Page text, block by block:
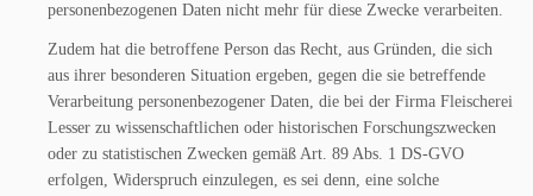
personenbezogenen Daten nicht mehr für diese Zwecke verarbeiten.
Zudem hat die betroffene Person das Recht, aus Gründen, die sich
aus ihrer besonderen Situation ergeben, gegen die sie betreffende
Verarbeitung personenbezogener Daten, die bei der Firma Fleischerei
Lesser zu wissenschaftlichen oder historischen Forschungszwecken
oder zu statistischen Zwecken gemäß Art. 89 Abs. 1 DS-GVO
erfolgen, Widerspruch einzulegen, es sei denn, eine solche